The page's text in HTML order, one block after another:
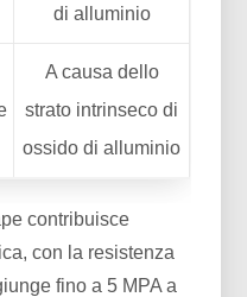
di alluminio
A causa dello
strato intrinseco di
ossido di alluminio
contribuisce
con la resistenza
fino a 5 MPA a